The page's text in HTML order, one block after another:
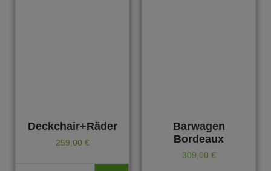
Deckchair+Räder
259,00 €
Barwagen
Bordeaux
309,00 €